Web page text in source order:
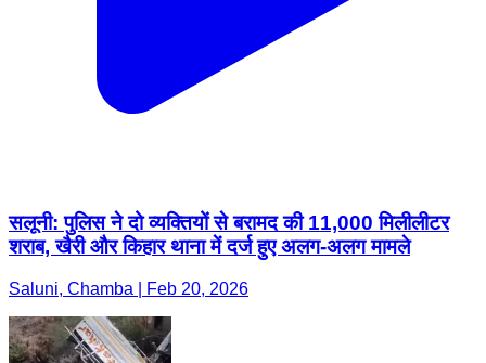
सलूनी: पुलिस ने दो व्यक्तियों से बरामद की 11,000 मिलीलीटर
शराब, खैरी और किहार थाना में दर्ज हुए अलग-अलग मामले
Saluni, Chamba | Feb 20, 2026